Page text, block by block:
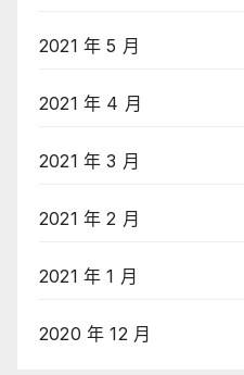
2021 年 5 月
2021 年 4 月
2021 年 3 月
2021 年 2 月
2021 年 1 月
2020 年 12 月